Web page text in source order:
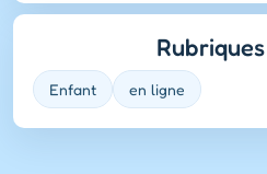
Enfant en ligne